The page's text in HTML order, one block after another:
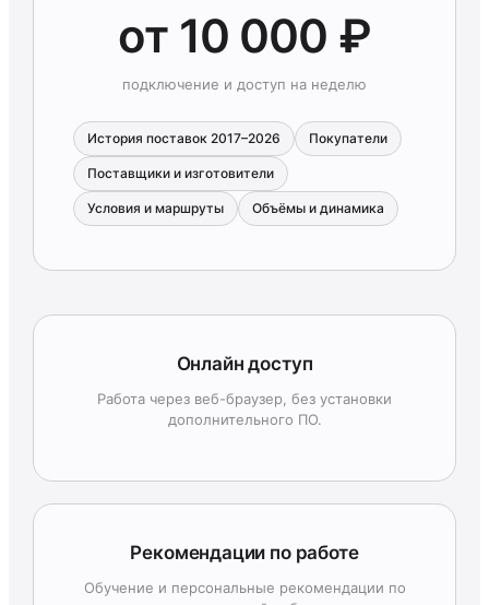
от 10 000 ₽
подключение и доступ на неделю
История поставок 2017–2026 Покупатели
Поставщики и изготовители
Условия и маршруты Объёмы и динамика
Онлайн доступ
Работа через веб-браузер, без установки
дополнительного ПО.
Рекомендации по работе
Обучение и персональные рекомендации по